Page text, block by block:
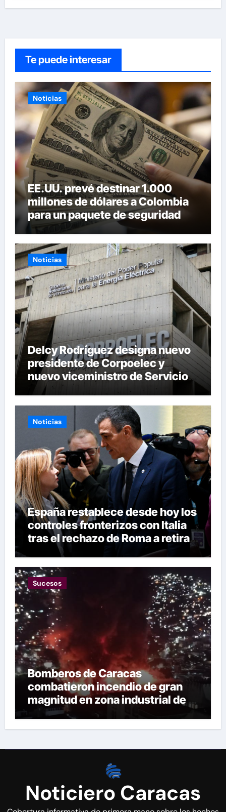
Te puede interesar
Noticias
EE.UU. prevé destinar 1.000
millones de dólares a Colombia
para un paquete de seguridad
Noticias
Delcy Rodríguez designa nuevo
presidente de Corpoelec y
nuevo viceministro de Servicios
Eléctricos
Noticias
España restablece desde hoy los
controles fronterizos con Italia
tras el rechazo de Roma a retirar
las restricciones
Sucesos
Bomberos de Caracas
combatieron incendio de gran
magnitud en zona industrial de El
Llanito
Noticiero Caracas